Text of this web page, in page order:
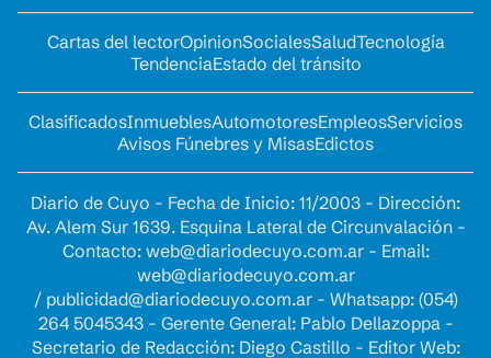
Cartas del lectorOpinionSocialesSaludTecnología
TendenciaEstado del tránsito
ClasificadosInmueblesAutomotoresEmpleosServicios
Avisos Fúnebres y MisasEdictos
Diario de Cuyo - Fecha de Inicio: 11/2003 - Dirección:
Av. Alem Sur 1639. Esquina Lateral de Circunvalación -
Contacto: web@diariodecuyo.com.ar- Email:
web@diariodecuyo.com.ar
/ publicidad@diariodecuyo.com.ar- Whatsapp: (054)
264 5045343 - Gerente General: Pablo Dellazoppa -
Secretario de Redacción: Diego Castillo - Editor Web: